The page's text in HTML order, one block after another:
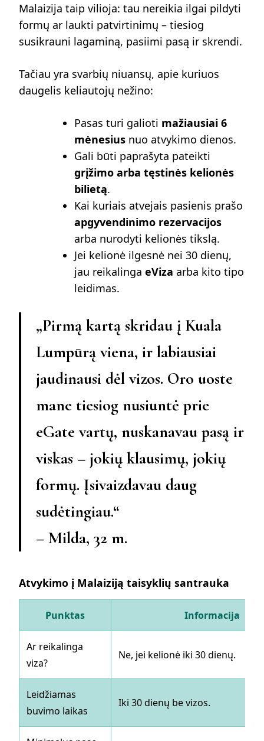
Malaizija taip vilioja: tau nereikia ilgai pildyti
formų ar laukti patvirtinimų – tiesiog
susikrauni lagaminą, pasiimi pasą ir skrendi.
Tačiau yra svarbių niuansų, apie kuriuos
daugelis keliautojų nežino:
Pasas turi galioti mažiausiai 6
mėnesius nuo atvykimo dienos.
Gali būti paprašyta pateikti
grįžimo arba tęstinės kelionės
bilietą.
Kai kuriais atvejais pasienis prašo
apgyvendinimo rezervacijos
arba nurodyti kelionės tikslą.
Jei kelionė ilgesnė nei 30 dienų,
jau reikalinga eViza arba kito tipo
leidimas.
„Pirmą kartą skridau į Kuala
Lumpūrą viena, ir labiausiai
jaudinausi dėl vizos. Oro uoste
mane tiesiog nusiuntė prie
eGate vartų, nuskanavau pasą ir
viskas – jokių klausimų, jokių
formų. Įsivaizdavau daug
sudėtingiau.“
– Milda, 32 m.
Atvykimo į Malaiziją taisyklių santrauka
Punktas Informacija
Ar reikalinga
viza?
Ne, jei kelionė iki 30 dienų.
Leidžiamas
buvimo laikas
Iki 30 dienų be vizos.